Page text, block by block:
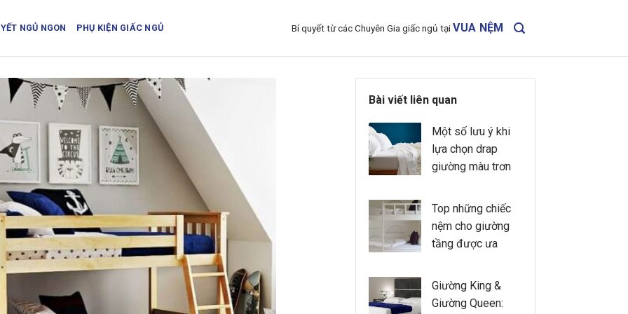
NGỦ NGON PHỤ KIỆN GIẤC NGỦ Bí quyết từ các Chuyên Gia giấc ngủ tạiVUA NỆM
Bài viết liên quan
Một số lưu ý khi
lựa chọn drap
giường màu trơn
Top những chiếc
nệm cho giường
tầng được ưa
năm 2020
Giường King &
Giường Queen: